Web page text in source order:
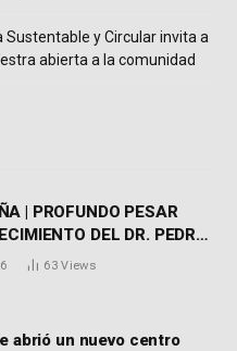
Sustentable y Circular invita a
abierta a la comunidad
| PROFUNDO PESAR
DEL DR. PEDRO
63Views
abrió un nuevo centro